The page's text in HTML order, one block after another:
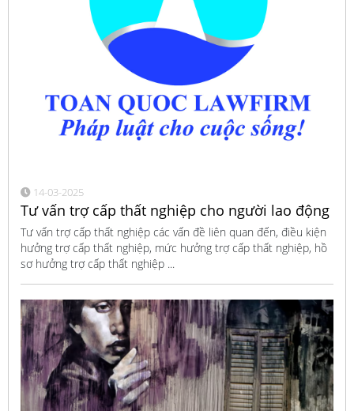
14-03-2025
Tư vấn trợ cấp thất nghiệp cho người lao động
Tư vấn trợ cấp thất nghiệp các vấn đề liên quan đến, điều kiện
hưởng trợ cấp thất nghiệp, mức hưởng trợ cấp thất nghiệp, hồ
sơ hưởng trợ cấp thất nghiệp ...